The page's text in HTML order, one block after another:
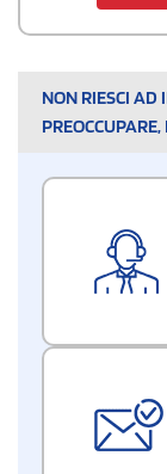
NON RIESCI AD